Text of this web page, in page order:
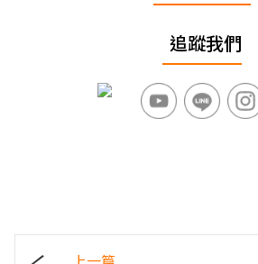
追蹤我們